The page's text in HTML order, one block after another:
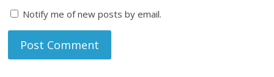
Notify me of new posts by email.